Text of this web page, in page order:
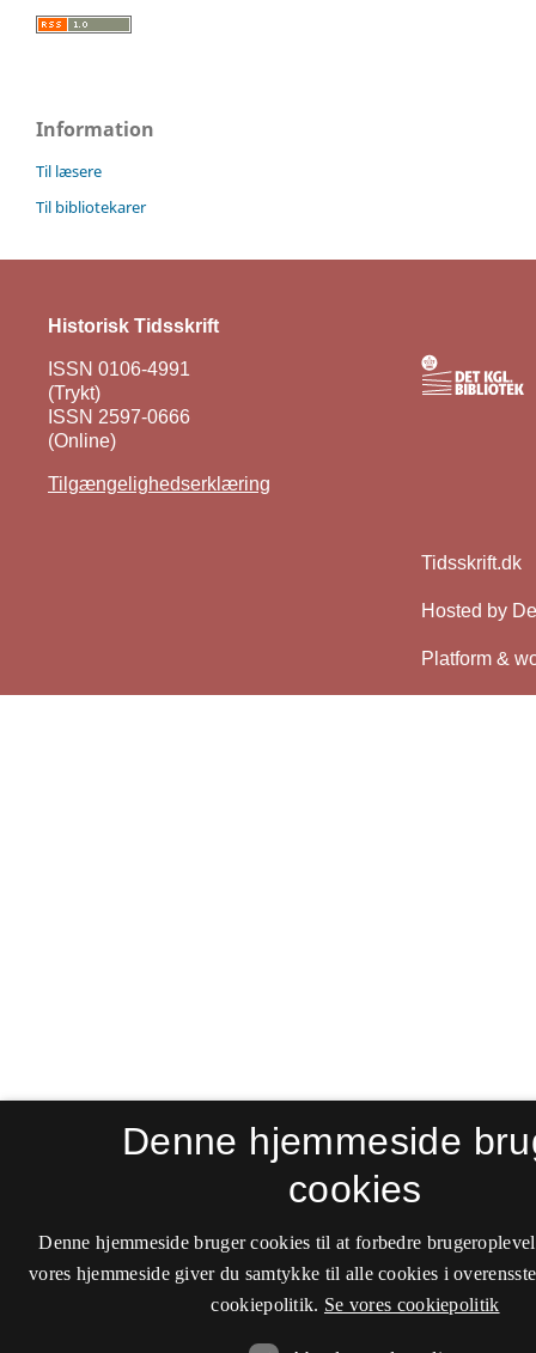
Information
Til læsere
Til bibliotekarer
Historisk Tidsskrift
ISSN 0106-4991
(Trykt)
ISSN 2597-0666
(Online)
Tilgængelighedserklæring
Denne hjemmeside
cookies
Denne hjemmeside bruger cookies til at forbedre
vores hjemmeside giver du samtykke til alle cookies i
cookiepolitik. Se vores cookiepolitik